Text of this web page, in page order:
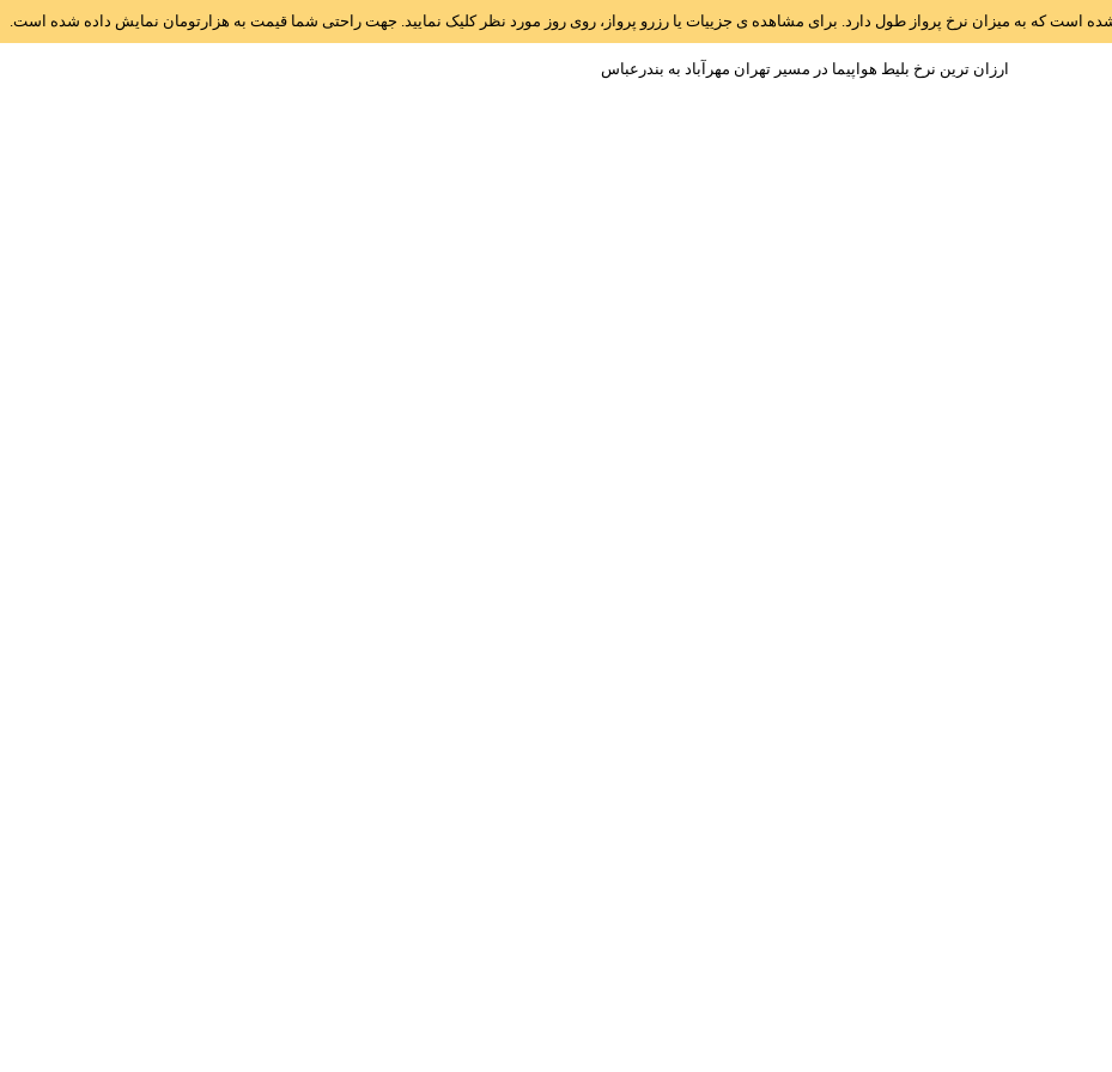
شده است که به میزان نرخ پرواز طول دارد. برای مشاهده ی جزییات یا رزرو پرواز، روی روز مورد نظر کلیک نمایید. جهت راحتی شما قیمت به هزارتومان نمایش داده شده است.
ارزان ترین نرخ بلیط هواپیما در مسیر تهران مهرآباد به بندرعباس